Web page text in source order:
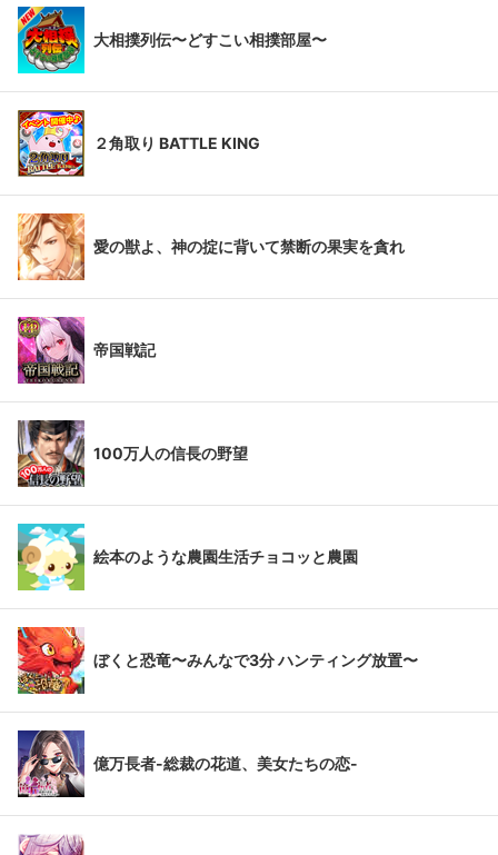
大相撲列伝〜どすこい相撲部屋〜
２角取り BATTLE KING
愛の獣よ、神の掟に背いて禁断の果実を貪れ
帝国戦記
100万人の信長の野望
絵本のような農園生活チョコッと農園
ぼくと恐竜〜みんなで3分 ハンティング放置〜
億万長者-総裁の花道、美女たちの恋-